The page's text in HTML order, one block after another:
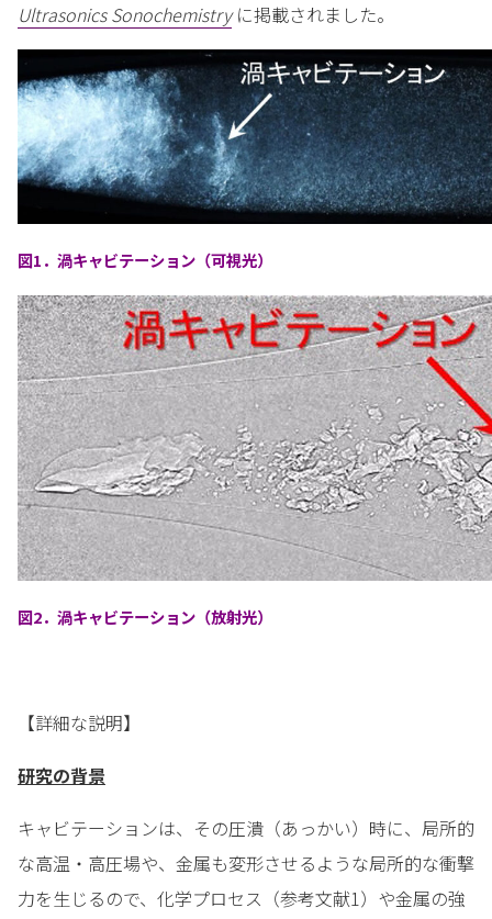
Ultrasonics Sonochemistryに掲載されました。
図1．渦キャビテーション（可視光）
図2．渦キャビテーション（放射光）
【詳細な説明】
研究の背景
キャビテーションは、その圧潰（あっかい）時に、局所的
な高温・高圧場や、金属も変形させるような局所的な衝撃
力を生じるので、化学プロセス（参考文献1）や金属の強